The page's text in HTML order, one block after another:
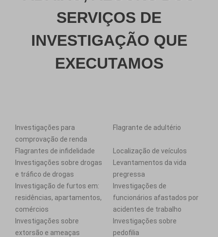
SERVIÇOS DE
INVESTIGAÇÃO QUE
EXECUTAMOS
Investigações para
comprovação de renda
Flagrante de adultério
Flagrantes de infidelidade
Localização de veículos
Investigações sobre drogas
e tráfico de drogas
Levantamentos da vida
pregressa
Investigação de furtos em:
residências, apartamentos,
comércios
Investigações de
funcionários afastados por
acidentes de trabalho
Investigações sobre
extorsão e ameaças
Investigações sobre
pedofilia